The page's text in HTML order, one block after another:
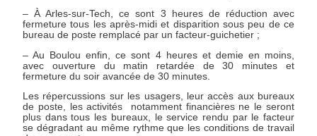
– À Arles-sur-Tech, ce sont 3 heures de réduction avec
fermeture tous les après-midi et disparition sous peu de ce
bureau de poste remplacé par un facteur-guichetier ;
– Au Boulou enfin, ce sont 4 heures et demie en moins,
avec ouverture du matin retardée de 30 minutes et
fermeture du soir avancée de 30 minutes.
Les répercussions sur les usagers, leur accès aux bureaux
de poste, les activités notamment financières ne le seront
plus dans tous les bureaux, le service rendu par le facteur
se dégradant au même rythme que les conditions de travail